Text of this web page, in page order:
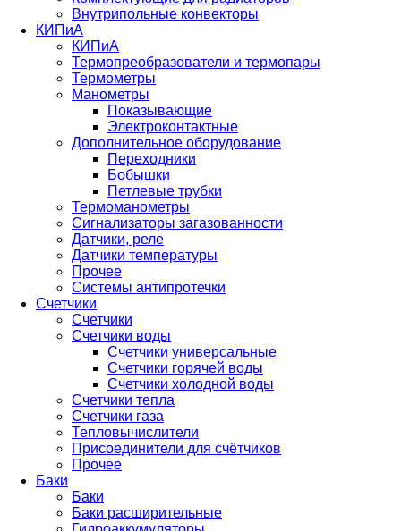
Внутрипольные конвекторы
КИПиА
КИПиА
Термопреобразователи и термопары
Термометры
Манометры
Показывающие
Электроконтактные
Дополнительное оборудование
Переходники
Бобышки
Петлевые трубки
Термоманометры
Сигнализаторы загазованности
Датчики, реле
Датчики температуры
Прочее
Системы антипротечки
Счетчики
Счетчики
Счетчики воды
Счетчики универсальные
Счетчики горячей воды
Счетчики холодной воды
Счетчики тепла
Счетчики газа
Тепловычислители
Присоединители для счётчиков
Прочее
Баки
Баки
Баки расширительные